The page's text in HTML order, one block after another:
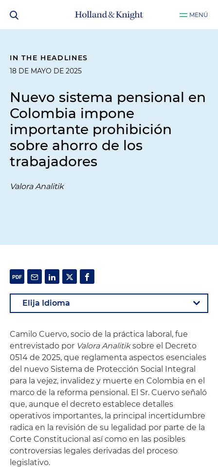
MENÚ
IN THE HEADLINES
18 DE MAYO DE 2025
Nuevo sistema pensional en
Colombia impone
importante prohibición
sobre ahorro de los
trabajadores
Valora Analitik
Camilo Cuervo, socio de la práctica laboral, fue
entrevistado por Valora Analitiksobre el Decreto
0514 de 2025, que reglamenta aspectos esenciales
del nuevo Sistema de Protección Social Integral
para la vejez, invalidez y muerte en Colombia en el
marco de la reforma pensional. El Sr. Cuervo señaló
que, aunque el decreto establece detalles
operativos importantes, la principal incertidumbre
radica en la revisión de su legalidad por parte de la
Corte Constitucional así como en las posibles
controversias legales derivadas del proceso
legislativo.